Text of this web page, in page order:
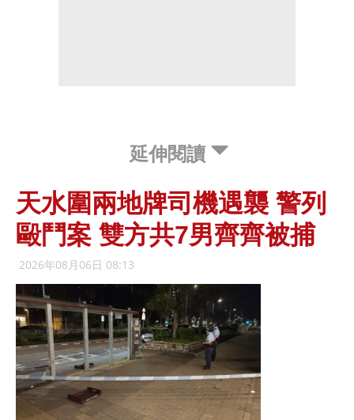
延伸閱讀
天水圍兩地牌司機遇襲 警列
毆鬥案 雙方共7男齊齊被捕
2026年08月06日 08:13